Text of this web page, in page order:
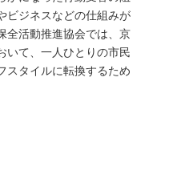
ビジネスなどの仕組みが
全活動推進協会では、京
いて、一人ひとりの市民
スタイルに転換するため